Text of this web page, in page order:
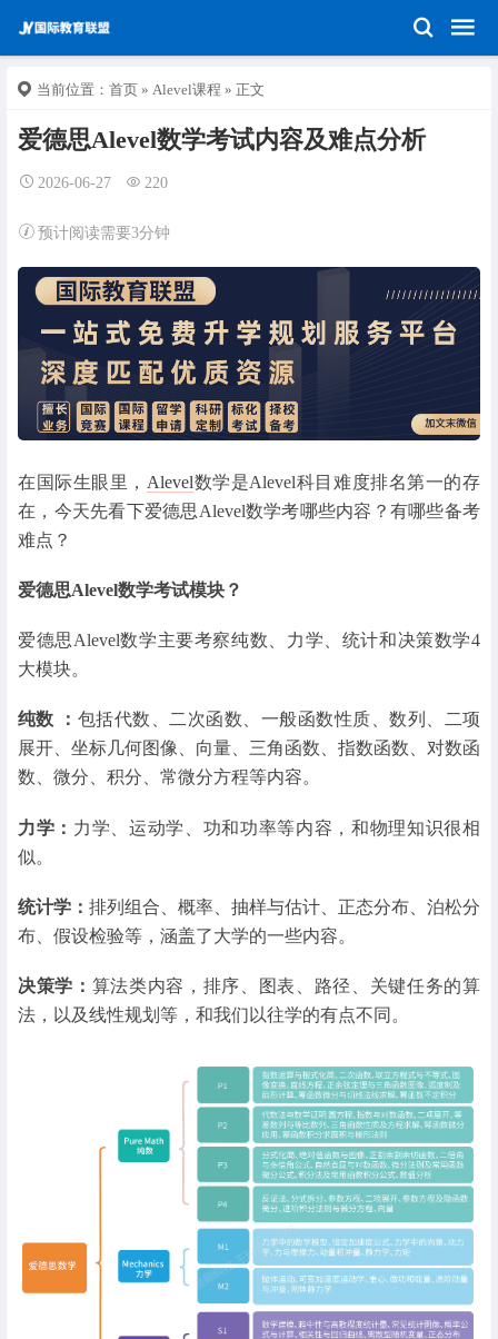
当前位置： 首页 » Alevel课程 » 正文
爱德思Alevel数学考试内容及难点分析
2026-06-27 220
预计阅读需要3分钟
在国际生眼里， Alevel数学是Alevel科目难度排名第一的存
在，今天先看下爱德思Alevel数学考哪些内容？有哪些备考
难点？
爱德思Alevel数学考试模块？
爱德思Alevel数学主要考察纯数、力学、统计和决策数学4
大模块。
纯数 ： 包括代数、二次函数、一般函数性质、数列、二项
展开、坐标几何图像、向量、三角函数、指数函数、对数函
数、微分、积分、常微分方程等内容。
力学： 力学、运动学、功和功率等内容，和物理知识很相
似。
统计学： 排列组合、概率、抽样与估计、正态分布、泊松分
布、假设检验等，涵盖了大学的一些内容。
决策学： 算法类内容，排序、图表、路径、关键任务的算
法，以及线性规划等，和我们以往学的有点不同。